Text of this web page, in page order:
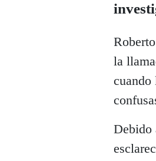
la
cuando
Debido